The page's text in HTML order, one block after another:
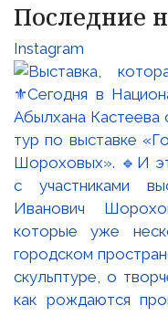
Последние
Instagram